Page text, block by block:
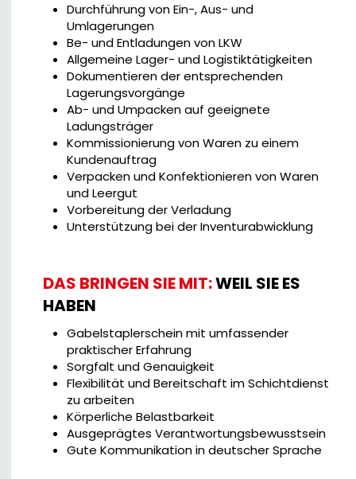
Durchführung von Ein-, Aus- und
Umlagerungen
Be- und Entladungen von LKW
Allgemeine Lager- und Logistiktätigkeiten
Dokumentieren der entsprechenden
Lagerungsvorgänge
Ab- und Umpacken auf geeignete
Ladungsträger
Kommissionierung von Waren zu einem
Kundenauftrag
Verpacken und Konfektionieren von Waren
und Leergut
Vorbereitung der Verladung
Unterstützung bei der Inventurabwicklung
DAS BRINGEN SIE MIT:WEIL SIE ES
HABEN
Gabelstaplerschein mit umfassender
praktischer Erfahrung
Sorgfalt und Genauigkeit
Flexibilität und Bereitschaft im Schichtdienst
zu arbeiten
Körperliche Belastbarkeit
Ausgeprägtes Verantwortungsbewusstsein
Gute Kommunikation in deutscher Sprache